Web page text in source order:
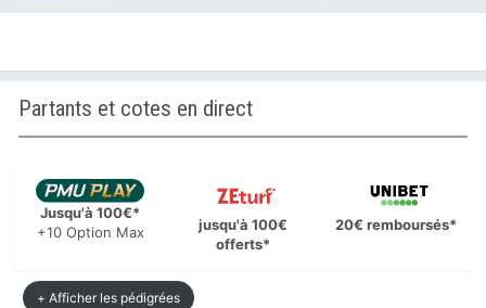
Partants et cotes en direct
Jusqu'à 100€*
+10 Option Max
jusqu'à 100€
offerts*
20€ remboursés*
+ Afficher les pédigrées